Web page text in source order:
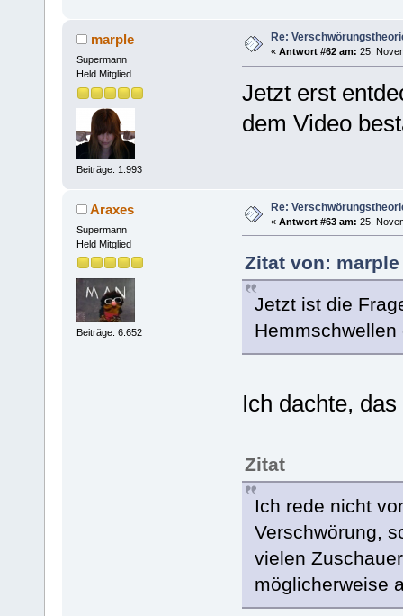
marple
Supermann
Held Mitglied
Beiträge: 1.993
Re:
« Antwort #62 am: 25.
Jetzt erst
dem Video
Araxes
Supermann
Held Mitglied
Beiträge: 6.652
Re:
« Antwort #63 am: 25.
Zitat von: marple
Jetzt ist die
Ich dachte,
Zitat
Ich rede nicht
Verschwörung,
vielen
möglicherweise